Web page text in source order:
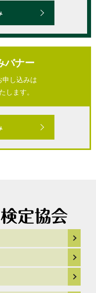
バナー
申し込みは
します。